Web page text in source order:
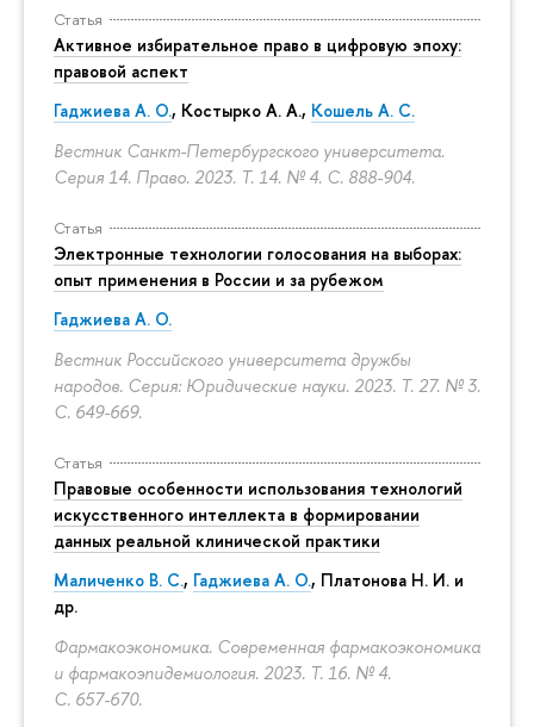
Статья
Активное избирательное право в цифровую эпоху:
правовой аспект
Гаджиева А. О., Костырко А. А., Кошель А. С.
Вестник Санкт-Петербургского университета.
Серия 14. Право. 2023. Т. 14. № 4. С. 888-904.
Статья
Электронные технологии голосования на выборах:
опыт применения в России и за рубежом
Гаджиева А. О.
Вестник Российского университета дружбы
народов. Серия: Юридические науки. 2023. Т. 27. № 3.
С. 649-669.
Статья
Правовые особенности использования технологий
искусственного интеллекта в формировании
данных реальной клинической практики
Маличенко В. С., Гаджиева А. О., Платонова Н. И. и
др.
Фармакоэкономика. Современная фармакоэкономика
и фармакоэпидемиология. 2023. Т. 16. № 4.
С. 657-670.